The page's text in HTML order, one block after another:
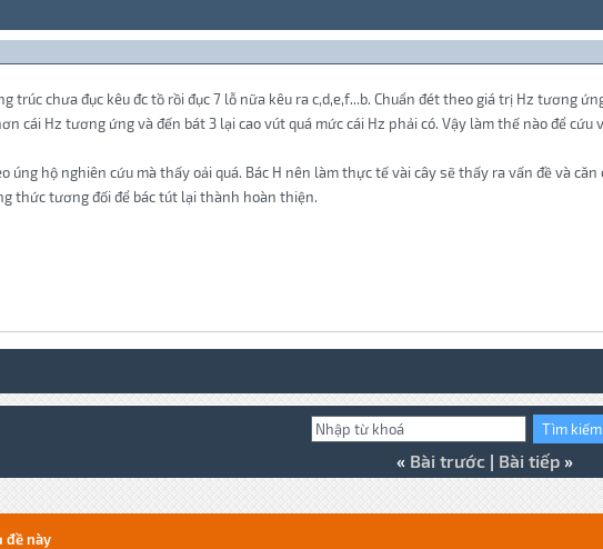
trúc chưa đục kêu đc tồ rồi đục 7 lỗ nữa kêu ra c,d,e,f...b. Chuẩn đét theo giá trị Hz tương
cái Hz tương ứng và đến bát 3 lại cao vút quá mức cái Hz phải có. Vậy làm thế nào để
úng hộ nghiên cứu mà thấy oải quá. Bác H nên làm thực tế vài cây sẽ thấy ra vấn đề và
thức tương đối để bác tút lại thành hoàn thiện.
« Bài trước | Bài tiếp »
đề này